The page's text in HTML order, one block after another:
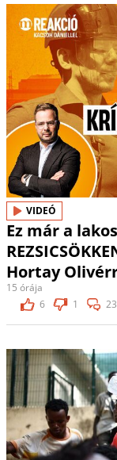
VIDEÓ
Ez már a
Hortay
15 órája
6
1 23